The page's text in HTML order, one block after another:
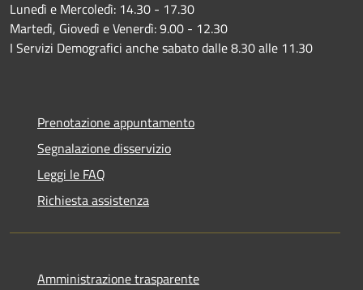
Lunedì e Mercoledì: 14.30 - 17.30
Martedì, Giovedì e Venerdì: 9.00 - 12.30
I Servizi Demografici anche sabato dalle 8.30 alle 11.30
Prenotazione appuntamento
Segnalazione disservizio
Leggi le FAQ
Richiesta assistenza
Amministrazione trasparente